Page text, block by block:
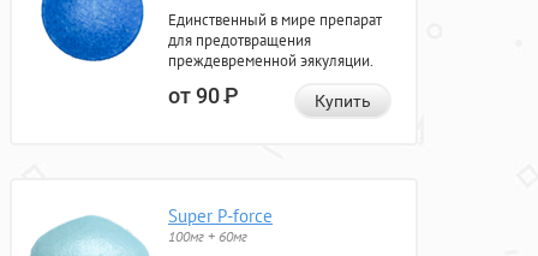
Единственный в мире препарат
для предотвращения
преждевременной эякуляции.
от 90Р Купить
Super P-force
100мг + 60мг